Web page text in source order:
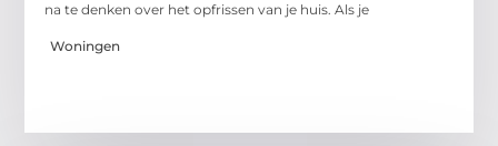
na te denken over het opfrissen van je huis. Als je
Woningen